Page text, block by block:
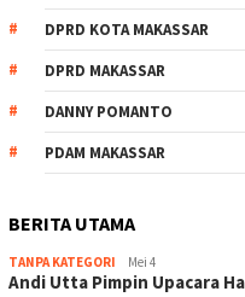
DPRD KOTA MAKASSAR
DPRD MAKASSAR
DANNY POMANTO
PDAM MAKASSAR
BERITA UTAMA
TANPA KATEGORI Mei 4
Andi Utta Pimpin Upacara